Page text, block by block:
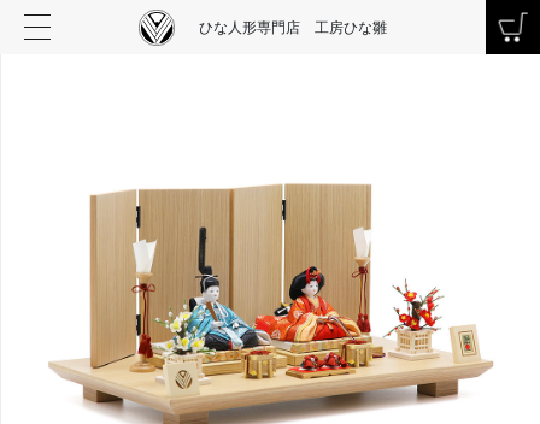
ひな人形専門店 工房ひな雛